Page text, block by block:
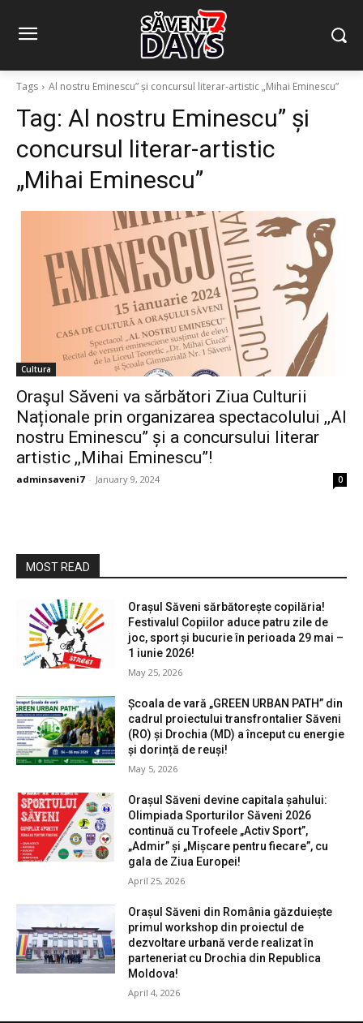
Tags Al nostru Eminescu” și concursul literar-artistic „Mihai Eminescu”
Tag: Al nostru Eminescu” și
concursul literar-artistic
„Mihai Eminescu”
Cultura
Oraşul Săveni va sărbători Ziua Culturii
Naționale prin organizarea spectacolului ,,Al
nostru Eminescu” și a concursului literar
artistic ,,Mihai Eminescu”!
adminsaveni7 - January 9, 2024 0
MOST READ
Orașul Săveni sărbătorește copilăria!
Festivalul Copiilor aduce patru zile de
joc, sport și bucurie în perioada 29 mai –
1 iunie 2026!
May 25, 2026
Școala de vară „GREEN URBAN PATH” din
cadrul proiectului transfrontalier Săveni
(RO) și Drochia (MD) a început cu energie
și dorință de reuși!
May 5, 2026
Orașul Săveni devine capitala șahului:
Olimpiada Sporturilor Săveni 2026
continuă cu Trofeele „Activ Sport”,
„Admir” și „Mișcare pentru fiecare”, cu
gala de Ziua Europei!
April 25, 2026
Orașul Săveni din România găzduiește
primul workshop din proiectul de
dezvoltare urbană verde realizat în
parteneriat cu Drochia din Republica
Moldova!
April 4, 2026